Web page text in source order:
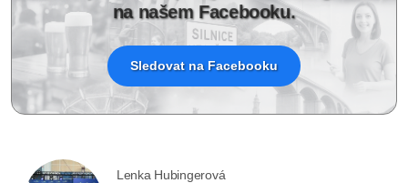
na našem Facebooku.
Sledovat na Facebooku
Lenka Hubingerová